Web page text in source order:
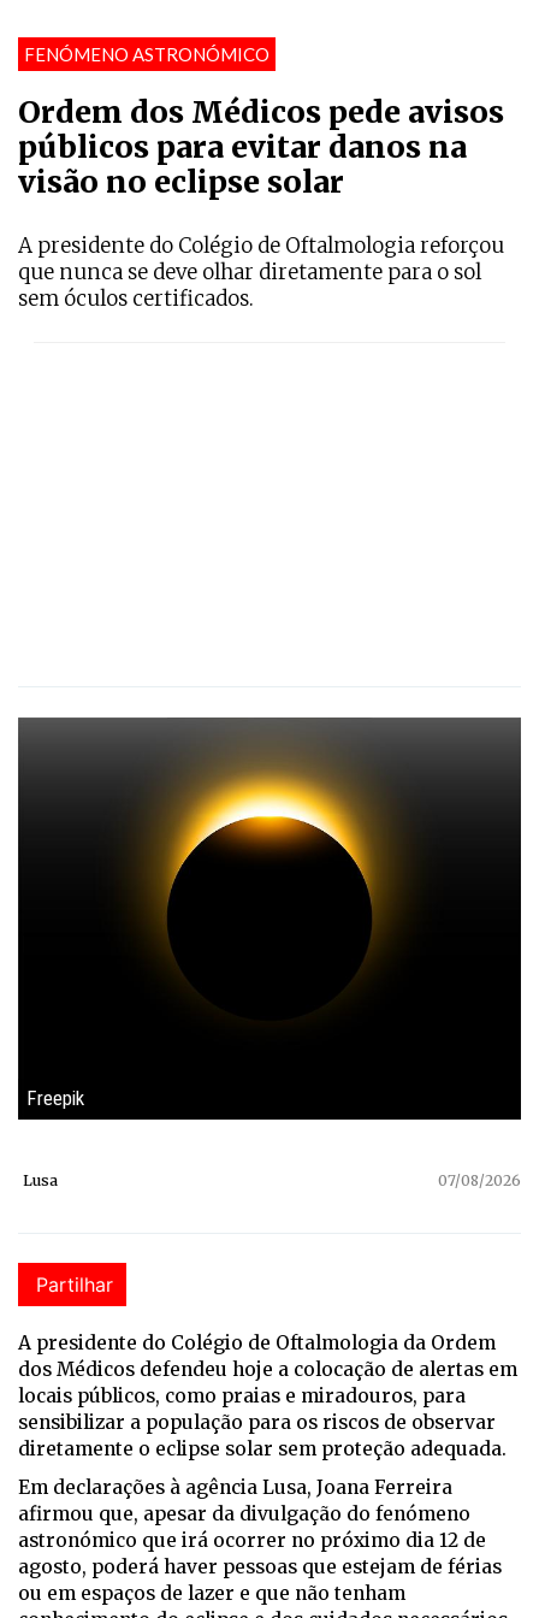
FENÓMENO ASTRONÓMICO
Ordem dos Médicos pede avisos
públicos para evitar danos na
visão no eclipse solar
A presidente do Colégio de Oftalmologia reforçou
que nunca se deve olhar diretamente para o sol
sem óculos certificados.
Freepik
Lusa 07/08/2026
Partilhar
A presidente do Colégio de Oftalmologia da Ordem
dos Médicos defendeu hoje a colocação de alertas em
locais públicos, como praias e miradouros, para
sensibilizar a população para os riscos de observar
diretamente o eclipse solar sem proteção adequada.
Em declarações à agência Lusa, Joana Ferreira
afirmou que, apesar da divulgação do fenómeno
astronómico que irá ocorrer no próximo dia 12 de
agosto, poderá haver pessoas que estejam de férias
ou em espaços de lazer e que não tenham